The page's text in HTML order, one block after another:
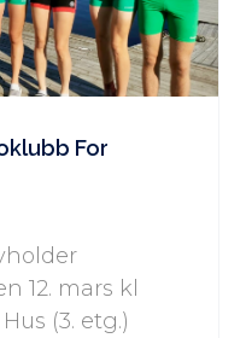
For
12. mars kl
(3. etg.)